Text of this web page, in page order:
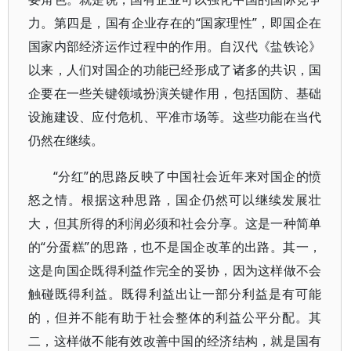
力。第四是，国有企业存在的“国家理性”，即国企在
国家内部经济运作过程中的作用。自汉代《盐铁论》
以来，人们对国企的功能已经形成了诸多的共识，国
企要在一些关键领域扮演关键作用，包括国防、基础
设施建设、应付危机、平准市场等。这些功能在当代
仍然在继续。
“分红”的思路反映了中国社会近年来对国企的愤
怒之情。根据这种思路，国企仍然可以继续发展壮
大，但其所得的利润必须和社会分享。这是一种简单
的“分蛋糕”的思路，也不是国企改革的出路。其一，
这是向国企既得利益作完全的妥协，因为这样做不会
触碰既得利益。既得利益出让一部分利益是有可能
的，但并不能有助于社会整体的利益公平分配。其
二，这样做不能有效改善中国的经济结构，就是国有